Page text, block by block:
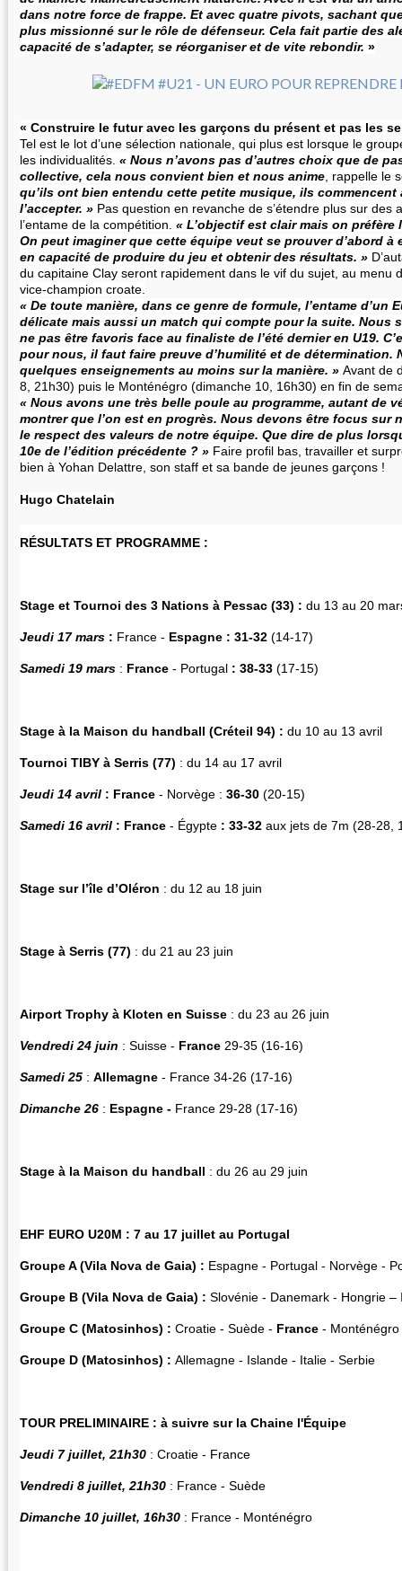
dans notre force de frappe. Et avec quatre pivots, sachant
plus missionné sur le rôle de défenseur. Cela fait partie des
capacité de s’adapter, se réorganiser et de vite rebondir. »
« Construire le futur avec les garçons du présent et pas les
Tel est le lot d’une sélection nationale, qui plus est lorsque le
les individualités. « Nous n’avons pas d’autres choix que de
collective, cela nous convient bien et nous anime , rappelle le
qu’ils ont bien entendu cette petite musique, ils commencent
l’accepter. » Pas question en revanche de s’étendre plus sur des
l’entame de la compétition. « L’objectif est clair mais on préfère
On peut imaginer que cette équipe veut se prouver d’abord à
en capacité de produire du jeu et obtenir des résultats. »
du capitaine Clay seront rapidement dans le vif du sujet, au menu
vice-champion croate.
« De toute manière, dans ce genre de formule, l’entame d’un
délicate mais aussi un match qui compte pour la suite. Nous
ne pas être favoris face au finaliste de l’été dernier en U19.
pour nous, il faut faire preuve d’humilité et de détermination.
quelques enseignements au moins sur la manière. » Avant de
8, 21h30) puis le Monténégro (dimanche 10, 16h30) en fin de
« Nous avons une très belle poule au programme, autant de
montrer que l’on est en progrès. Nous devons être focus sur
le respect des valeurs de notre équipe. Que dire de plus
10e de l’édition précédente ? » Faire profil bas, travailler et
bien à Yohan Delattre, son staff et sa bande de jeunes garçons !
Hugo Chatelain
RÉSULTATS ET PROGRAMME :
Stage et Tournoi des 3 Nations à Pessac (33) : du 13 au 20
Jeudi 17 mars : France - Espagne : 31-32 (14-17)
Samedi 19 mars : France - Portugal : 38-33 (17-15)
Stage à la Maison du handball (Créteil 94) : du 10 au 13
Tournoi TIBY à Serris (77) : du 14 au 17 avril
Jeudi 14 avril : France - Norvège : 36-30 (20-15)
Samedi 16 avril : France - Égypte : 33-32 aux jets de 7m (28-28,
Stage sur l’île d’Oléron : du 12 au 18 juin
Stage à Serris (77) : du 21 au 23 juin
Airport Trophy à Kloten en Suisse : du 23 au 26 juin
Vendredi 24 juin : Suisse - France 29-35 (16-16)
Samedi 25 : Allemagne - France 34-26 (17-16)
Dimanche 26 : Espagne - France 29-28 (17-16)
Stage à la Maison du handball : du 26 au 29 juin
EHF EURO U20M : 7 au 17 juillet au Portugal
Groupe A (Vila Nova de Gaia) : Espagne - Portugal - Norvège -
Groupe B (Vila Nova de Gaia) : Slovénie - Danemark - Hongrie –
Groupe C (Matosinhos) : Croatie - Suède - France - Monténégro
Groupe D (Matosinhos) : Allemagne - Islande - Italie - Serbie
TOUR PRELIMINAIRE : à suivre sur la Chaine l'Équipe
Jeudi 7 juillet, 21h30 : Croatie - France
Vendredi 8 juillet, 21h30 : France - Suède
Dimanche 10 juillet, 16h30 : France - Monténégro